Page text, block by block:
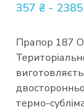
357 ₴ -
Прапор 187
термо-